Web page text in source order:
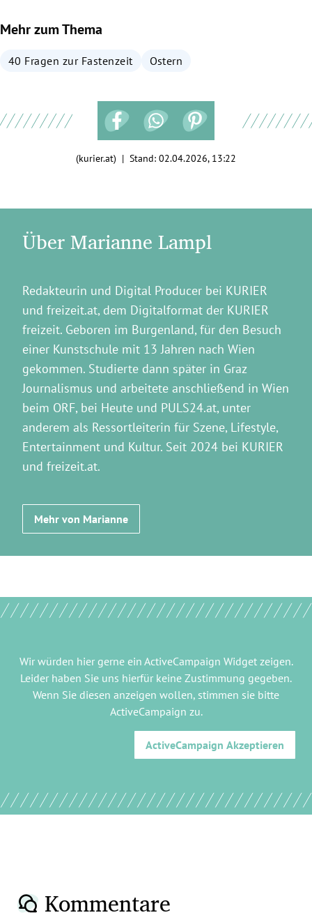
Mehr zum Thema
40 Fragen zur Fastenzeit Ostern
(kurier.at) | Stand: 02.04.2026, 13:22
Über Marianne Lampl
Redakteurin und Digital Producer bei KURIER
und freizeit.at, dem Digitalformat der KURIER
freizeit. Geboren im Burgenland, für den Besuch
einer Kunstschule mit 13 Jahren nach Wien
gekommen. Studierte dann später in Graz
Journalismus und arbeitete anschließend in Wien
beim ORF, bei Heute und PULS24.at, unter
anderem als Ressortleiterin für Szene, Lifestyle,
Entertainment und Kultur. Seit 2024 bei KURIER
und freizeit.at.
Mehr von Marianne
Wir würden hier gerne ein ActiveCampaign Widgetzeigen.
Leider haben Sie uns hierfür keine Zustimmung gegeben.
Wenn Sie diesen anzeigen wollen, stimmen sie bitte
ActiveCampaign zu.
ActiveCampaign Akzeptieren
Kommentare